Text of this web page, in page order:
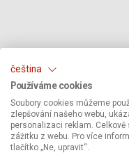
čeština
Používáme cookies
Soubory cookies můžeme
zlepšování našeho webu,
personalizaci reklam.
zážitku z webu. Pro více
tlačítko „Ne, upravit“.